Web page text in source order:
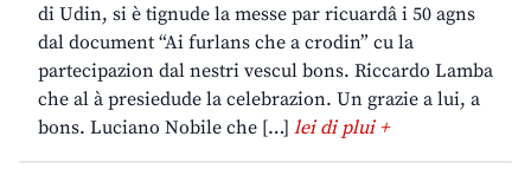
di Udin, si è tignude la messe par ricuardâ i 50 agns
dal document “Ai furlans che a crodin” cu la
partecipazion dal nestri vescul bons. Riccardo Lamba
che al à presiedude la celebrazion. Un grazie a lui, a
bons. Luciano Nobile che […] lei di plui +